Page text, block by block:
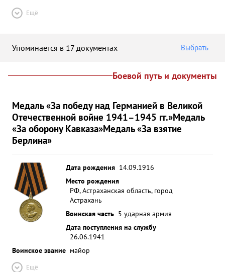
Ещё
Упоминается в 17 документах Выбрать
Боевой путь и документы
Медаль «За победу над Германией в Великой
Отечественной войне 1941–1945 гг.»Медаль
«За оборону Кавказа»Медаль «За взятие
Берлина»
Дата рождения 14.09.1916
Место рождения
РФ, Астраханская область, город
Астрахань
Воинская часть 5 ударная армия
Дата поступления на службу
26.06.1941
Воинское звание майор
Ещё